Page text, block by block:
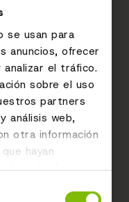
se usan para
anuncios, ofrecer
el tráfico.
sobre el uso
partners
análisis web,
otra información
hayan
haya hecho de